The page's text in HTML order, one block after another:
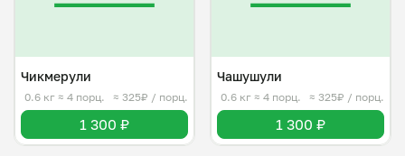
Чикмерули
0.6 кг ≈ 4 порц. ≈ 325₽ / порц.
1 300 ₽
Чашушули
0.6 кг ≈ 4 порц. ≈ 325₽ / порц.
1 300 ₽